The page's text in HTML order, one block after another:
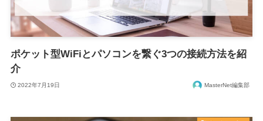
ポケット型WiFiとパソコンを繋ぐ3つの接続方法を紹
介
2022年7月19日 MasterNet編集部